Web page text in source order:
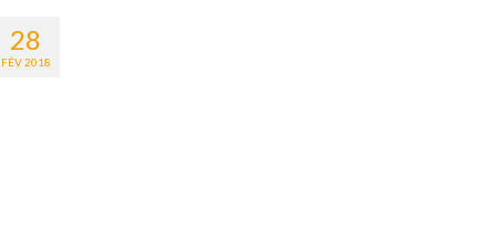
28
FÉV 2018